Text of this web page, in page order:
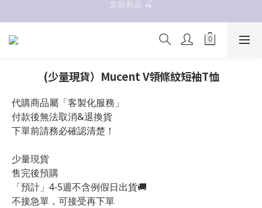
抗UV 50+防曬外套 $299🧊🧊
✨OWALA多款任選✨  點我看全部
抗UV 50+防曬外套 $299🧊🧊
(少量現貨）Mucent V領條紋短袖T恤
代購商品屬「客製化服務」
付款後無法取消&退換貨
下單前請務必確認清楚！
少量現貨
售完後預購
「預計」4-5週不含例假日出貨🚚
不接急單，可接受再下單